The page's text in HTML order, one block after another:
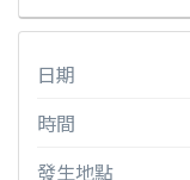
日期
時間
發生地點